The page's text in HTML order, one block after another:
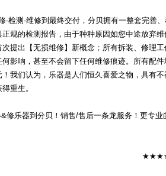
测-维修到最终交付，分贝拥有一整套完善、
正规的检测报告，由于种种原因如您中途放弃
次提出【无损维修】新概念；所有拆装、修理
何影响，甚至不会留下任何维修痕迹。所有配
！我们认为，乐器是人们恒久喜爱之物，具有
重生。
乐器到分贝！销售/售后一条龙服务！更专业